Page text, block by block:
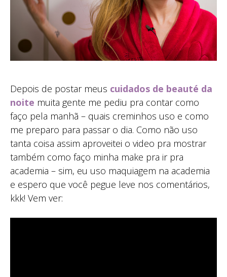
Depois de postar meus cuidados de beauté da
noite muita gente me pediu pra contar como
faço pela manhã – quais creminhos uso e como
me preparo para passar o dia. Como não uso
tanta coisa assim aproveitei o video pra mostrar
também como faço minha make pra ir pra
academia – sim, eu uso maquiagem na academia
e espero que você pegue leve nos comentários,
kkk! Vem ver: